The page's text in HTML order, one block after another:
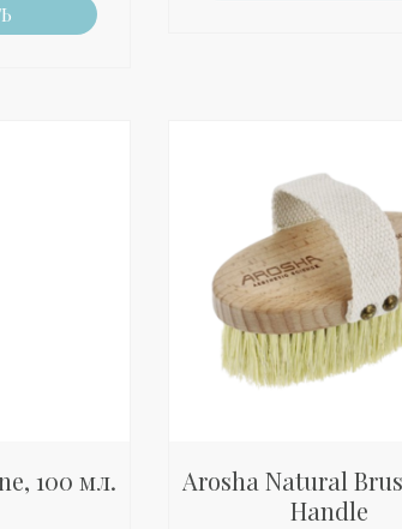
100 мл.
Arosha Natural
Handle